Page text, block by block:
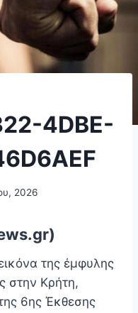
4DBE-
2026
της έμφυλης
στην Κρήτη,
6ης Έκθεσης